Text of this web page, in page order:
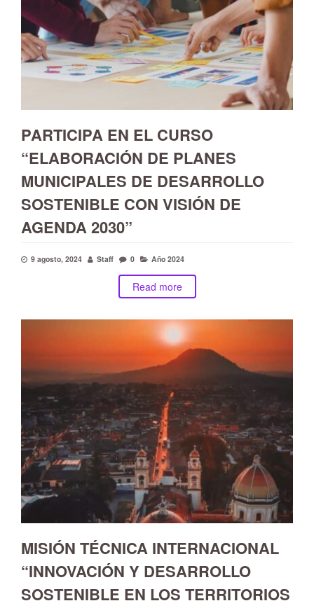
PARTICIPA EN EL CURSO
“ELABORACIÓN DE PLANES
MUNICIPALES DE DESARROLLO
SOSTENIBLE CON VISIÓN DE
AGENDA 2030”
9 agosto, 2024 Staff 0 Año 2024
Read more
MISIÓN TÉCNICA INTERNACIONAL
“INNOVACIÓN Y DESARROLLO
SOSTENIBLE EN LOS TERRITORIOS